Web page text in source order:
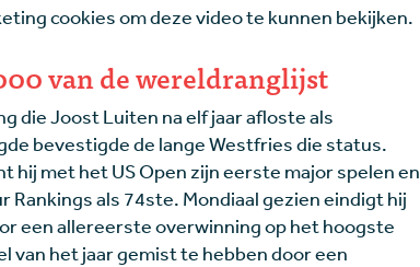
cookies om deze video te kunnen bekijken.
van de wereldranglijst
die Joost Luiten na elf jaar afloste als
bevestigde de lange Westfries die status.
hij met het US Open zijn eerste major spelen en
Rankings als 74ste. Mondiaal gezien eindigt hij
een allereerste overwinning op het hoogste
van het jaar gemist te hebben door een